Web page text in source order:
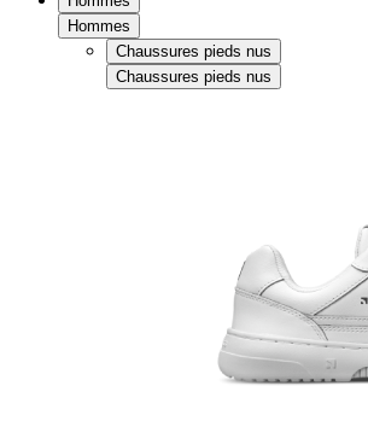
Hommes
Chaussures pieds nus
Chaussures pieds nus